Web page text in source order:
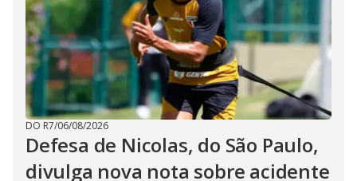
DO R7/06/08/2026
Defesa de Nicolas, do São Paulo,
divulga nova nota sobre acidente